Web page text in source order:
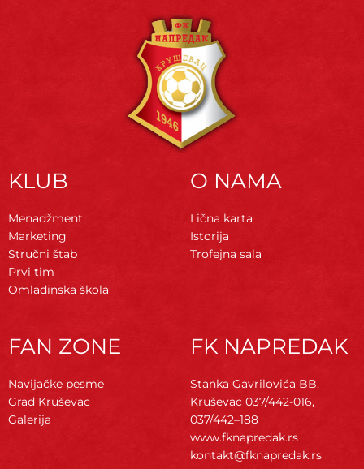
KLUB
Menadžment
Marketing
Stručni štab
Prvi tim
Omladinska škola
O NAMA
Lična karta
Istorija
Trofejna sala
FAN ZONE
Navijačke pesme
Grad Kruševac
Galerija
FK NAPREDAK
Stanka Gavrilovića BB,
Kruševac 037/442-016,
037/442–188
www.fknapredak.rs
kontakt@fknapredak.rs